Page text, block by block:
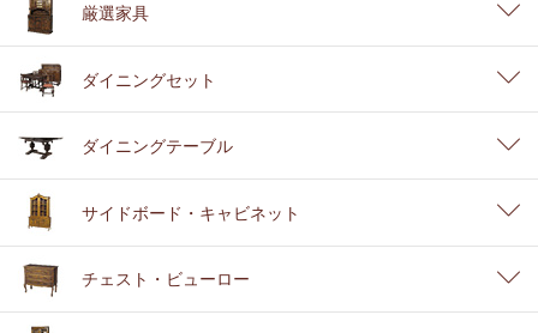
厳選家具
ダイニングセット
ダイニングテーブル
サイドボード・キャビネット
チェスト・ビューロー